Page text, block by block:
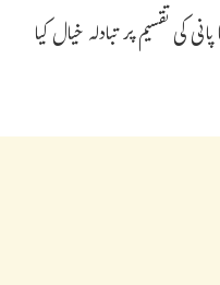
کی تقسیم پر تبادلہ خیال کیا